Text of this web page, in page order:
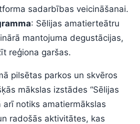
sadarbības veicināšanai.
: Sēlijas amatierteātru
mantojuma degustācijas,
reģiona garšas.
pilsētas parkos un skvēros
mākslas izstādes “Sēlijas
arī notiks amatiermākslas
radošās aktivitātes, kas